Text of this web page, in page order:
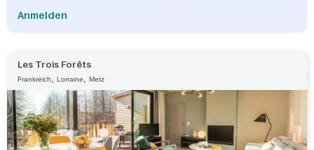
Anmelden
Les Trois Forêts
Frankreich Lorraine Metz